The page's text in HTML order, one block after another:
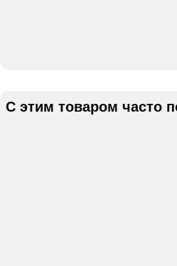
С этим товаром часто